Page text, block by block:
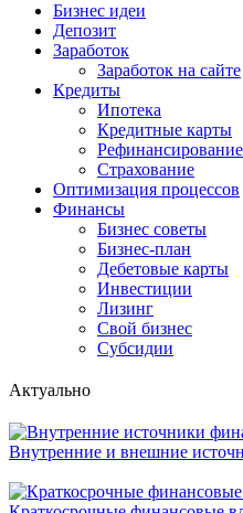
Бизнес идеи
Депозит
Заработок
Заработок на сайте
Кредиты
Ипотека
Кредитные карты
Рефинансирование
Страхование
Оптимизация процессов
Финансы
Бизнес советы
Бизнес-план
Дебетовые карты
Инвестиции
Лизинг
Свой бизнес
Субсидии
Актуально
Внутренние и внешние